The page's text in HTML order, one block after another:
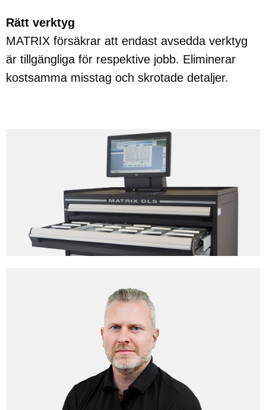
Rätt verktyg
MATRIX försäkrar att endast avsedda verktyg
är tillgängliga för respektive jobb. Eliminerar
kostsamma misstag och skrotade detaljer.